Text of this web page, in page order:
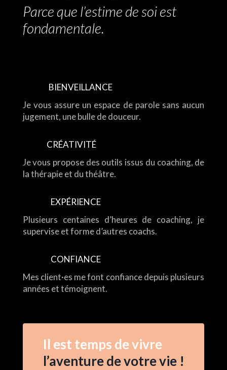
Parce que l’estime de soi est
fondamentale.
BIENVEILLANCE
Je vous assure un espace de parole sans aucun
jugement, une bulle de douceur.
CRÉATIVITÉ
Je vous propose des outils issus du coaching, de
la thérapie et du théâtre.
EXPÉRIENCE
Plusieurs centaines d’heures de coaching, je
supervise et forme d’autres coachs.
CONFIANCE
Mes client·es me font confiance depuis plusieurs
années et témoignent.
Il est temps de vivre
l’aventure de votre vie !